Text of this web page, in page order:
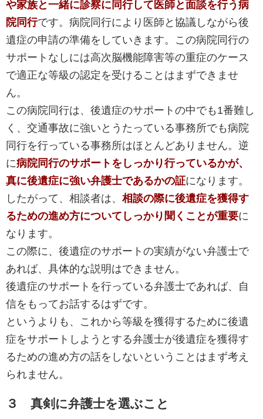
や家族と一緒に診察に同行して医師と面談を行う病
院同行です。病院同行により医師と協議しながら後
遺症の申請の準備をしていきます。この病院同行の
サポートなしには高次脳機能障害等の重症のケース
で適正な等級の認定を受けることはまずできませ
ん。
この病院同行は、後遺症のサポートの中でも1番難し
く、交通事故に強いとうたっている事務所でも病院
同行を行っている事務所はほとんどありません。逆
に病院同行のサポートをしっかり行っているかが、
真に後遺症に強い弁護士であるかの証になります。
したがって、相談者は、 相談の際に後遺症を獲得す
るための進め方についてしっかり聞くことが重要に
なります。
この際に、後遺症のサポートの実績がない弁護士で
あれば、具体的な説明はできません。
後遺症のサポートを行っている弁護士であれば、自
信をもってお話するはずです。
というよりも、これから等級を獲得するために後遺
症をサポートしようとする弁護士が後遺症を獲得す
るための進め方の話をしないということはまず考え
られません。
３ 真剣に弁護士を選ぶこと